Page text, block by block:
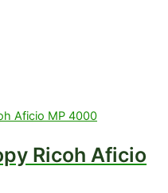
Ricoh Aficio